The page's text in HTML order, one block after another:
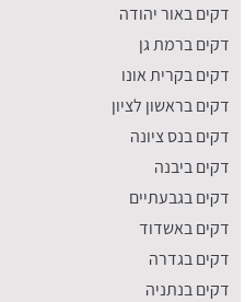
דקים באור יהודה
דקים ברמת גן
דקים בקרית אונו
דקים בראשון לציון
דקים בנס ציונה
דקים ביבנה
דקים בגבעתיים
דקים באשדוד
דקים בגדרה
דקים בנתניה